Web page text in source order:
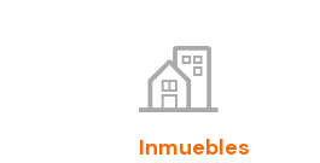
Inmuebles